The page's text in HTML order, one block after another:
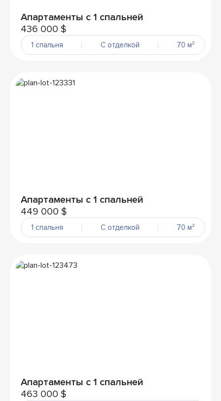
Апартаменты с 1 спальней
436 000 $
1 спальня С отделкой 70 м²
Апартаменты с 1 спальней
449 000 $
1 спальня С отделкой 70 м²
Апартаменты с 1 спальней
463 000 $